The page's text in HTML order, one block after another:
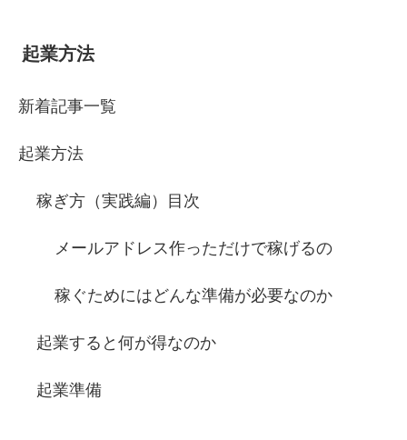
起業方法
新着記事一覧
起業方法
稼ぎ方（実践編）目次
メールアドレス作っただけで稼げるの
稼ぐためにはどんな準備が必要なのか
起業すると何が得なのか
起業準備